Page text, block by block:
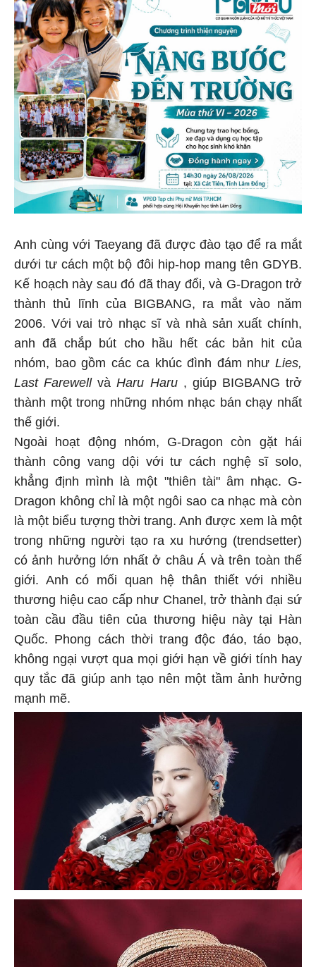
Anh cùng với Taeyang đã được đào tạo để ra mắt
dưới tư cách một bộ đôi hip-hop mang tên GDYB.
Kế hoạch này sau đó đã thay đổi, và G-Dragon trở
thành thủ lĩnh của BIGBANG, ra mắt vào năm
2006. Với vai trò nhạc sĩ và nhà sản xuất chính,
anh đã chắp bút cho hầu hết các bản hit của
nhóm, bao gồm các ca khúc đình đám như Lies,
Last Farewellvà Haru Haru
, giúp BIGBANG trở
thành một trong những nhóm nhạc bán chạy nhất
thế giới.
Ngoài hoạt động nhóm, G-Dragon còn gặt hái
thành công vang dội với tư cách nghệ sĩ solo,
khẳng định mình là một "thiên tài" âm nhạc. G-
Dragon không chỉ là một ngôi sao ca nhạc mà còn
là một biểu tượng thời trang. Anh được xem là một
trong những người tạo ra xu hướng (trendsetter)
có ảnh hưởng lớn nhất ở châu Á và trên toàn thế
giới. Anh có mối quan hệ thân thiết với nhiều
thương hiệu cao cấp như Chanel, trở thành đại sứ
toàn cầu đầu tiên của thương hiệu này tại Hàn
Quốc. Phong cách thời trang độc đáo, táo bạo,
không ngại vượt qua mọi giới hạn về giới tính hay
quy tắc đã giúp anh tạo nên một tầm ảnh hưởng
mạnh mẽ.